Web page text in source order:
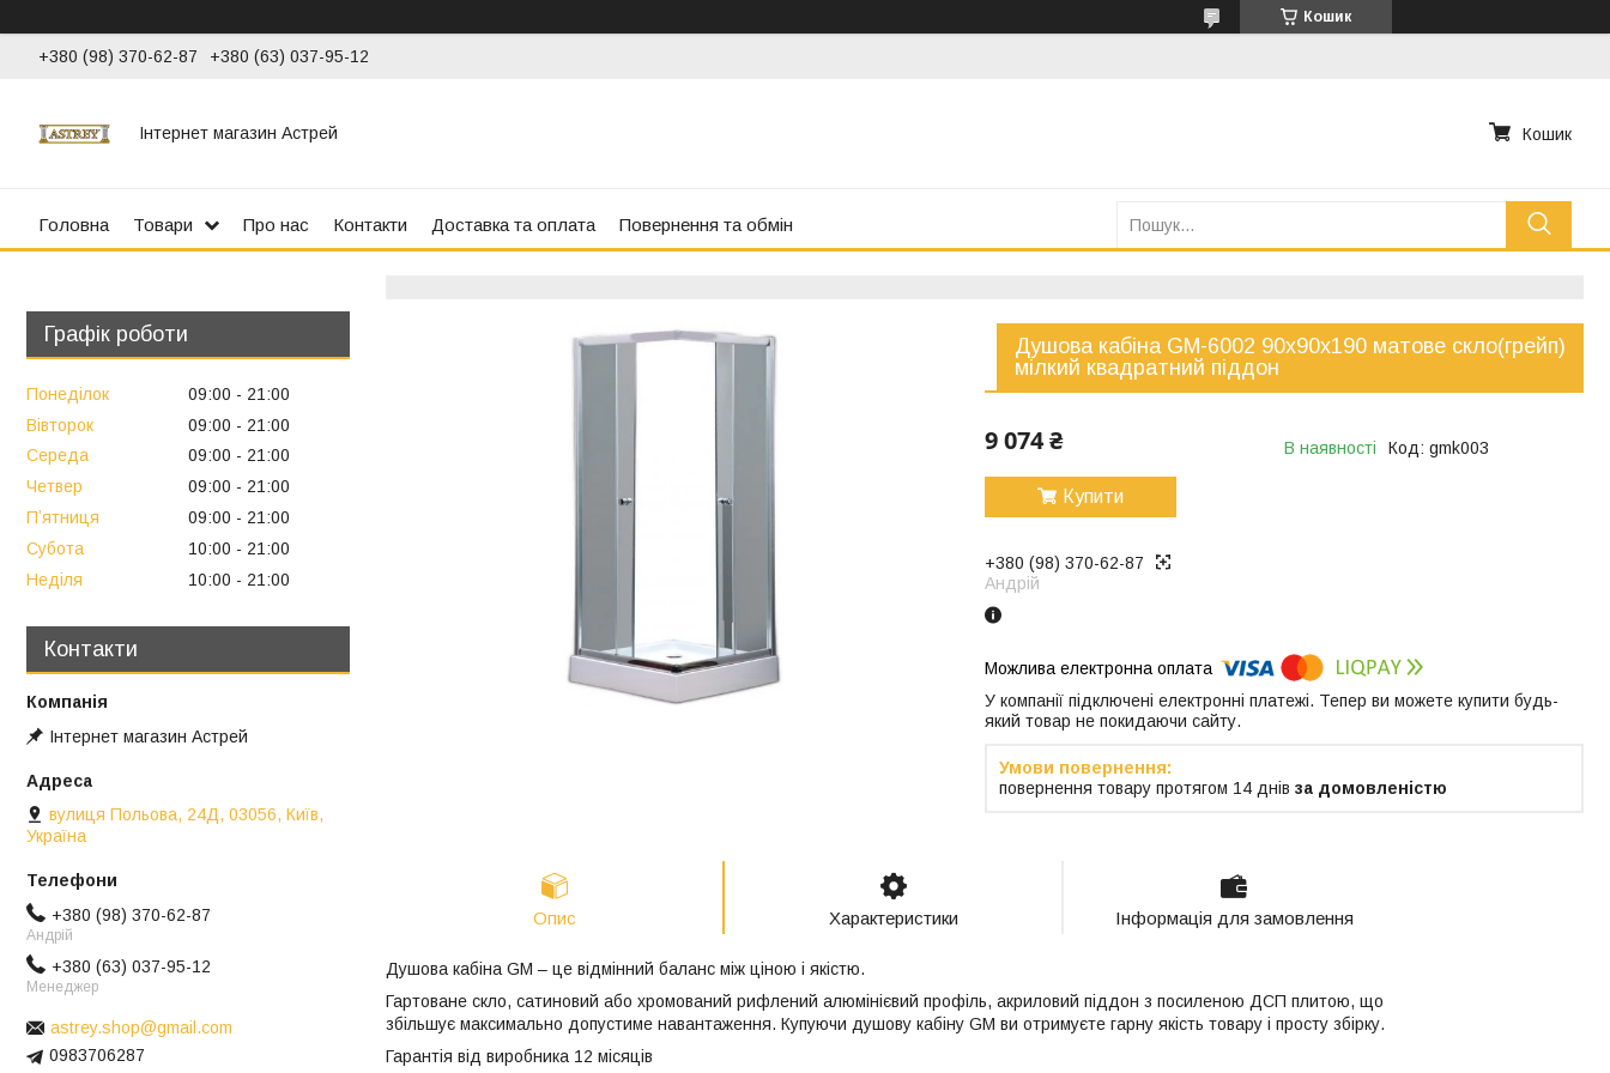
Кошик
+380 (98) 370-62-87 +380 (63) 037-95-12
Інтернет магазин Астрей Кошик
Головна Товари Про нас Контакти Доставка та оплата Повернення та обмін
Душова кабіна GM-6002 90x90x190 матове скло(грейп)
мілкий квадратний піддон
9 074 ₴ В наявності Код: gmk003
Купити
+380 (98) 370-62-87
Андрій
У компанії підключені електронні платежі. Тепер ви можете купити будь-
який товар не покидаючи сайту.
повернення товару протягом 14 днів за домовленістю
Опис Характеристики Інформація для замовлення
Душова кабіна GM – це відмінний баланс між ціною і якістю.
Гартоване скло, сатиновий або хромований рифлений алюмінієвий профіль, акриловий піддон з посиленою ДСП плитою, що
збільшує максимально допустиме навантаження. Купуючи душову кабіну GM ви отримуєте гарну якість товару і просту збірку.
Гарантія від виробника 12 місяців
Графік роботи
Понеділок 09:00
21:00
Вівторок
09:00
21:00
Середа
09:00
21:00
Четвер
09:00
21:00
Пʼятниця
09:00
21:00
Субота
10:00
21:00
Неділя
10:00 21:00
Контакти
Інтернет магазин Астрей
вулиця Польова, 24Д, 03056, Київ,
Україна
+380 (98) 370-62-87
Андрій
+380 (63) 037-95-12
Менеджер
astrey.shop@gmail.com
0983706287